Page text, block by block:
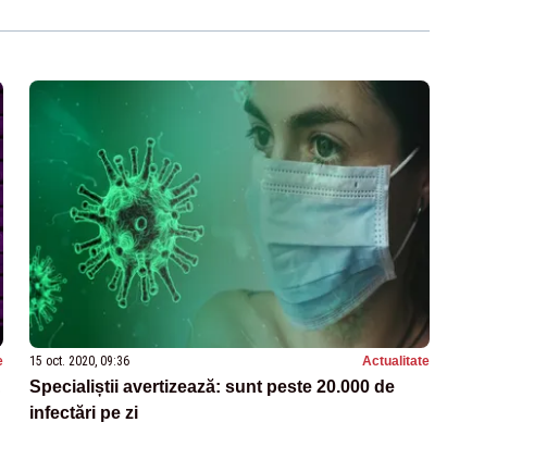
15 oct. 2020, 09:36 Actualitate
Specialiștii avertizează: sunt peste 20.000 de
infectări pe zi